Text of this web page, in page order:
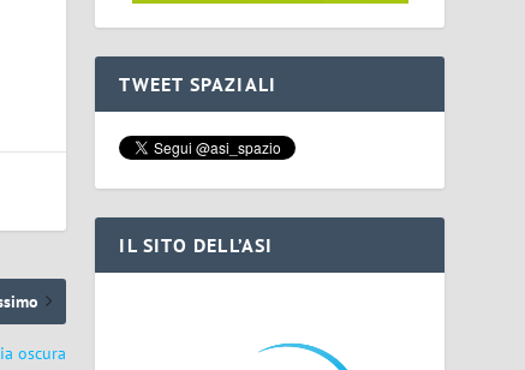
oscura
TWEET SPAZIALI
IL SITO DELL’ASI